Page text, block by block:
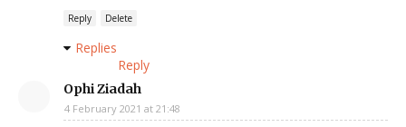
Reply Delete
Replies
Reply
Ophi Ziadah
4 February 2021 at 21:48